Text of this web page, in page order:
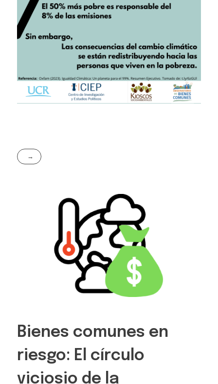
Bienes comunes en
riesgo: El círculo
viciosio de la